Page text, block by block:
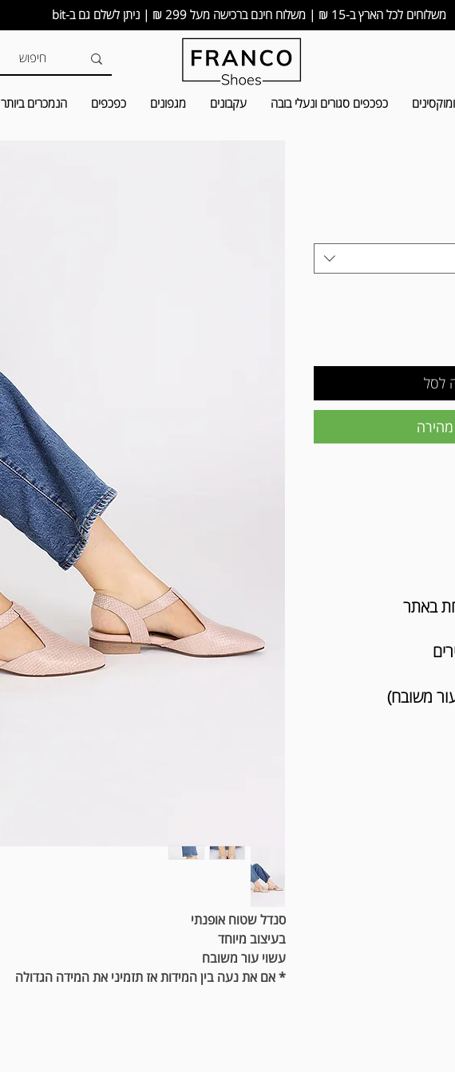
משלוחים לכל הארץ ב-15 ₪ | משלוח חינם ברכישה מעל 299 ₪ | ניתן לשלם גם ב-bit
כפכפים סגורים ונעלי בובה עקבונים מגפונים כפכפים הנמכרים ביותר
סנדל שטוח אופנתי
בעיצוב מיוחד
עשוי עור משובח
* אם את נעה בין המידות אז תזמיני את המידה הגדולה
לסל
מהירה
באתר
משובח)